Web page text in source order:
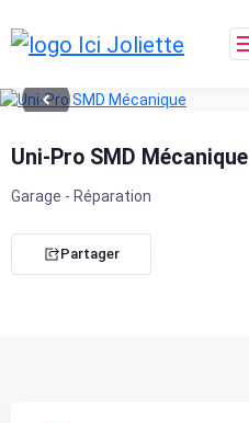
to
content
Uni-Pro SMD Mécanique
Garage - Réparation
Partager